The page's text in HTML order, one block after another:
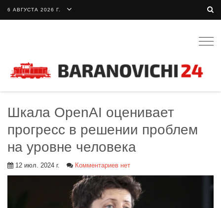
6 АВГУСТА 2026 Г.
Шкала OpenAI оценивает
прогресс в решении проблем
на уровне человека
12 июл. 2024 г. Комментариев нет